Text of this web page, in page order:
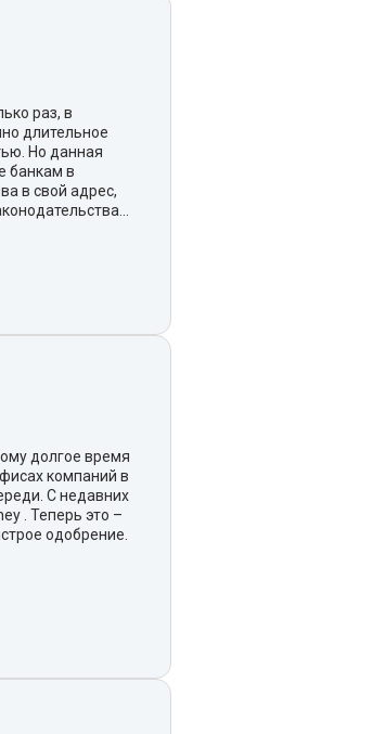
раз, в
длительное
Но данная
банкам в
в свой адрес,
долгое время
компаний в
С недавних
. Теперь это –
одобрение.